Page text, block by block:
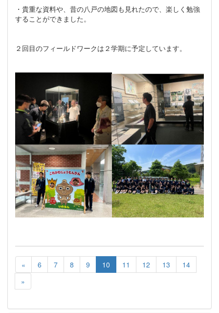
・貴重な資料や、昔の八戸の地図も見れたので、楽しく勉強
することができました。
２回目のフィールドワークは２学期に予定しています。
« 6 7 8 9 10 11 12 13
14
»